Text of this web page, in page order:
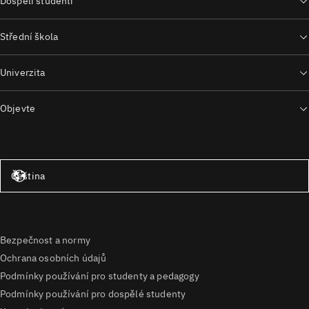
Střední škola
Univerzita
Objevte
Čeština
Bezpečnost a normy
Ochrana osobních údajů
Podmínky používání pro studenty a pedagogy
Podmínky používání pro dospělé studenty